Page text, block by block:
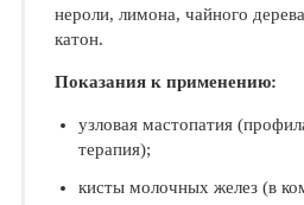
нероли, лимона, чайного
катон.
Показания к применению:
узловая мастопатия
терапия);
кисты молочных желез (в